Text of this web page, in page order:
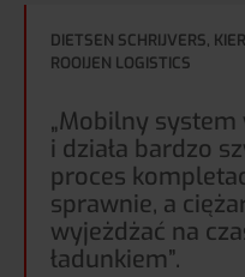
DIETSEN SCHRIJVERS,
ROOIJEN LOGISTICS
„Mobilny system
i działa bardzo
proces
sprawnie, a
wyjeżdżać na
ładunkiem”.